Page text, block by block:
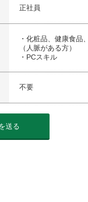
正社員
・化粧品、健康食品
（人脈がある方）
・PCスキル
不要
送る